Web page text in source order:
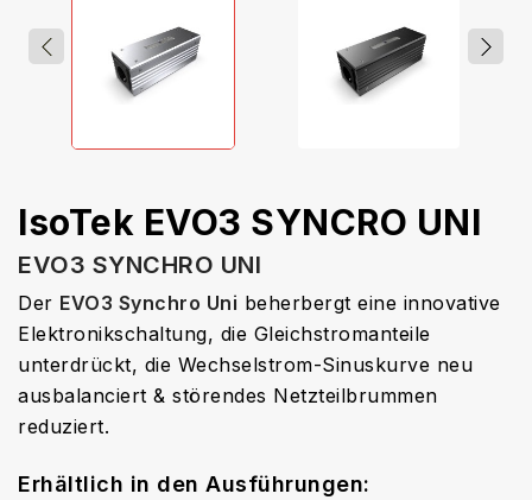
IsoTek EVO3 SYNCRO UNI
EVO3 SYNCHRO UNI
Der EVO3 Synchro Uni beherbergt eine innovative
Elektronikschaltung, die Gleichstromanteile
unterdrückt, die Wechselstrom-Sinuskurve neu
ausbalanciert & störendes Netzteilbrummen
reduziert.
Erhältlich in den Ausführungen: